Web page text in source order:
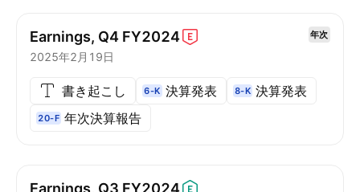
Earnings, Q4 FY2024 年次
2025年2月19日
書き起こし 6-K 決算発表 8-K 決算発表
20-F 年次決算報告
Earnings, Q3 FY2024